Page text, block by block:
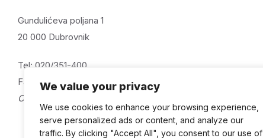
We value your privacy
We use cookies to enhance your browsing experience,
serve personalized ads or content, and analyze our
traffic. By clicking "Accept All", you consent to our use of
Gundulićeva poljana 1
20 000 Dubrovnik
Tel: 020/351-400
Fax: 020/321-059
OIB: 32082115313